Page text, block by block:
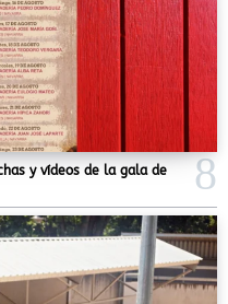
y vídeos de la gala de